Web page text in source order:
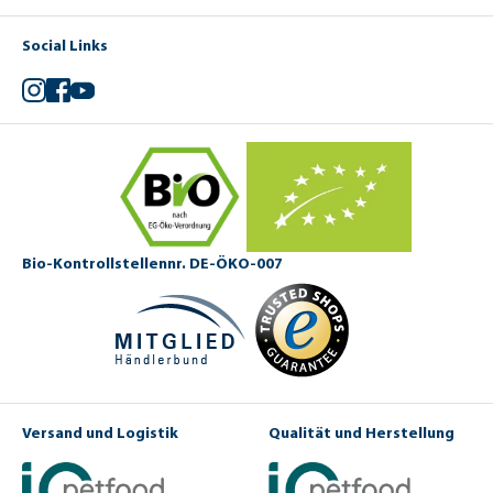
Social Links
Instagram
Facebook
YouTube
Bio-Kontrollstellennr. DE-ÖKO-007
Versand und Logistik Qualität und Herstellung